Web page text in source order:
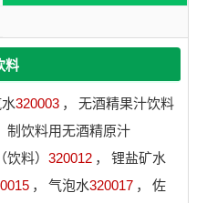
料
320003 ，
无酒精果汁饮料
制饮料用无酒精原汁
饮料） 320012 ，
锂盐矿水
， 气泡水320017 ，
佐